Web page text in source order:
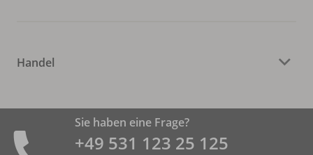
Handel
Sie haben eine Frage?
+49 531 ­123 25 125